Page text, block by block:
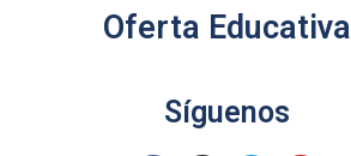
Oferta Educativa
Síguenos